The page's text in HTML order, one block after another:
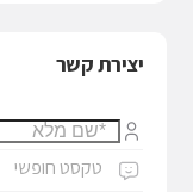
יצירת קשר